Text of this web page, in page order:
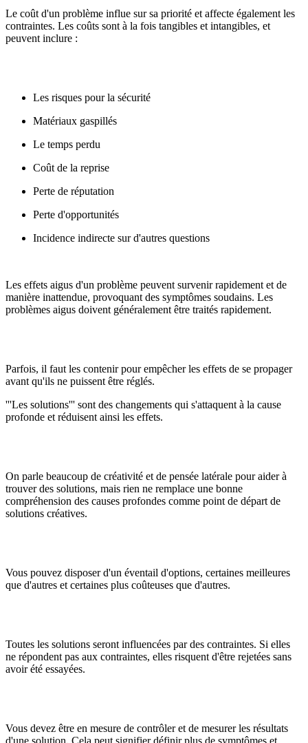
Le coût d'un problème influe sur sa priorité et affecte également les
contraintes. Les coûts sont à la fois tangibles et intangibles, et
peuvent inclure :
Les risques pour la sécurité
Matériaux gaspillés
Le temps perdu
Coût de la reprise
Perte de réputation
Perte d'opportunités
Incidence indirecte sur d'autres questions
Les effets aigus d'un problème peuvent survenir rapidement et de
manière inattendue, provoquant des symptômes soudains. Les
problèmes aigus doivent généralement être traités rapidement.
Parfois, il faut les contenir pour empêcher les effets de se propager
avant qu'ils ne puissent être réglés.
'''Les solutions''' sont des changements qui s'attaquent à la cause
profonde et réduisent ainsi les effets.
On parle beaucoup de créativité et de pensée latérale pour aider à
trouver des solutions, mais rien ne remplace une bonne
compréhension des causes profondes comme point de départ de
solutions créatives.
Vous pouvez disposer d'un éventail d'options, certaines meilleures
que d'autres et certaines plus coûteuses que d'autres.
Toutes les solutions seront influencées par des contraintes. Si elles
ne répondent pas aux contraintes, elles risquent d'être rejetées sans
avoir été essayées.
Vous devez être en mesure de contrôler et de mesurer les résultats
d'une solution. Cela peut signifier définir plus de symptômes et